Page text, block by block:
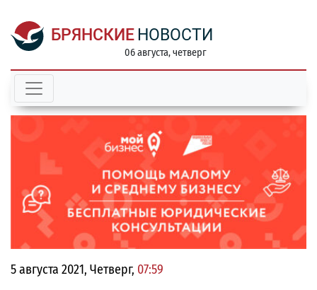
БРЯНСКИЕ НОВОСТИ
06 августа, четверг
5 августа 2021, Четверг, 07:59